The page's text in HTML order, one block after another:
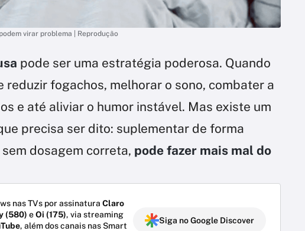
virar problema | Reprodução
pode ser uma estratégia poderosa. Quando
fogachos, melhorar o sono, combater a
e até aliviar o humor instável. Mas existe um
precisa ser dito: suplementar de forma
dosagem correta, pode fazer mais mal do
nas TVs por assinatura Claro
(580) eOi (175), via streaming
, além dos canais nas Smart
Siga no Google Discover